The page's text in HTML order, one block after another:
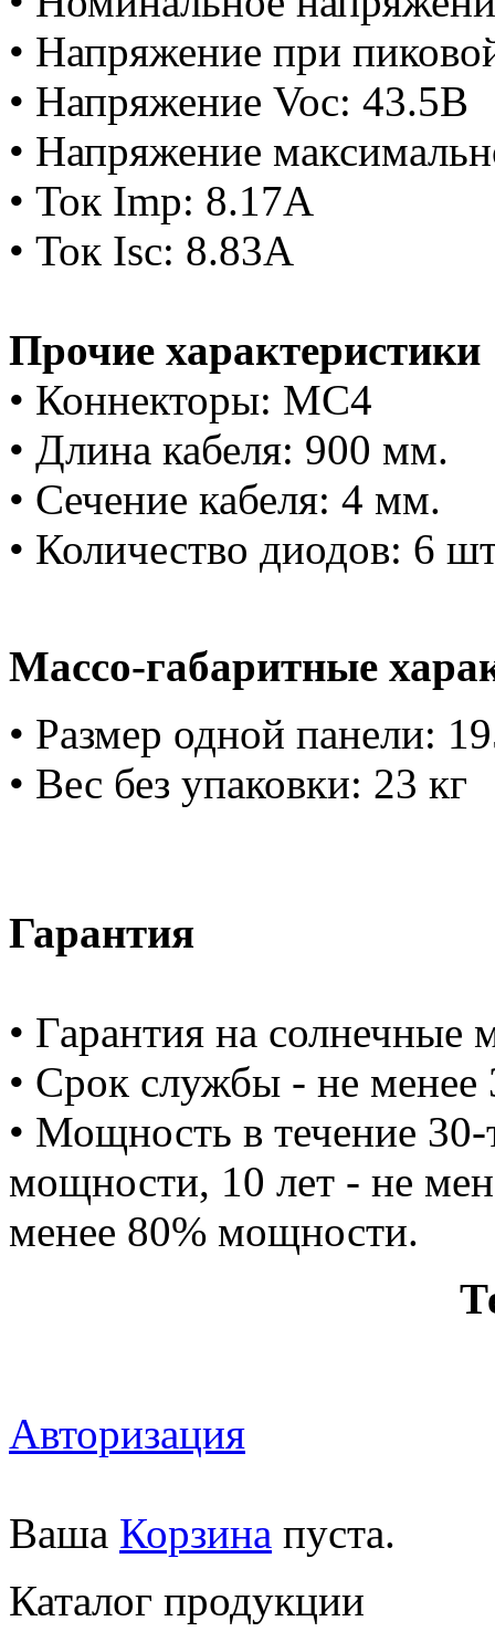
• Напряжение при
• Напряжение Voc: 43.5В
• Напряжение
• Ток Imp: 8.17А
• Ток Isc: 8.83А
Прочие характеристики
• Коннекторы: MC4
• Длина кабеля: 900 мм.
• Сечение кабеля: 4 мм.
• Количество диодов: 6
Массо-габаритные
• Размер одной панели:
• Вес без упаковки: 23 кг
Гарантия
• Гарантия на солнечные
• Срок службы - не менее
• Мощность в течение
мощности, 10 лет - не
менее 80% мощности.
Авторизация
Ваша Корзина пуста.
Каталог продукции